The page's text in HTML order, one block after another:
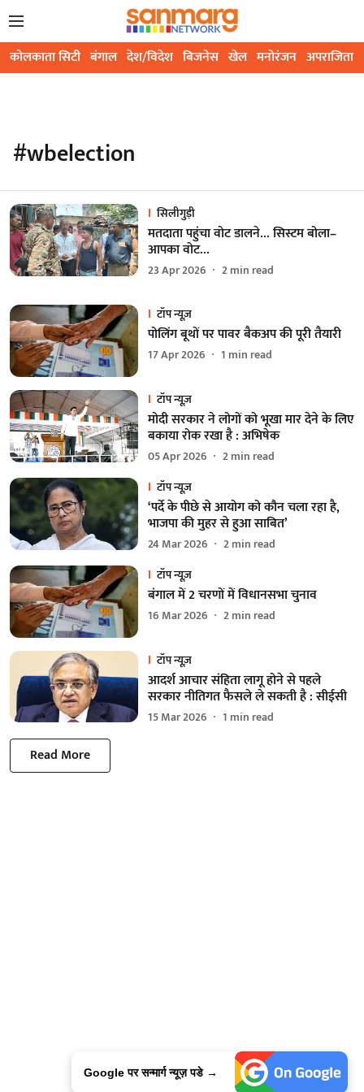
कोलकाता सिटी बंगाल देश/विदेश बिजनेस खेल मनोरंजन अपराजिता
#wbelection
सिलीगुड़ी
मतदाता पहुंचा वोट डालने… सिस्टम बोला–
आपका वोट...
23 Apr 2026 2min read
टॉप न्यूज़
पोलिंग बूथों पर पावर बैकअप की पूरी तैयारी
17 Apr 2026 1 min read
टॉप न्यूज़
मोदी सरकार ने लोगों को भूखा मार देने के लिए
बकाया रोक रखा है : अभिषेक
05 Apr 2026 2min read
टॉप न्यूज़
‘पर्दे के पीछे से आयोग को कौन चला रहा है,
भाजपा की मुहर से हुआ साबित’
24 Mar 2026 2min read
टॉप न्यूज़
बंगाल में 2 चरणों में विधानसभा चुनाव
16 Mar 2026 2min read
टॉप न्यूज़
आदर्श आचार संहिता लागू होने से पहले
सरकार नीतिगत फैसले ले सकती है : सीईसी
15 Mar 2026 1 min read
Read More
Google पर सन्मार्ग न्यूज़ पडे →